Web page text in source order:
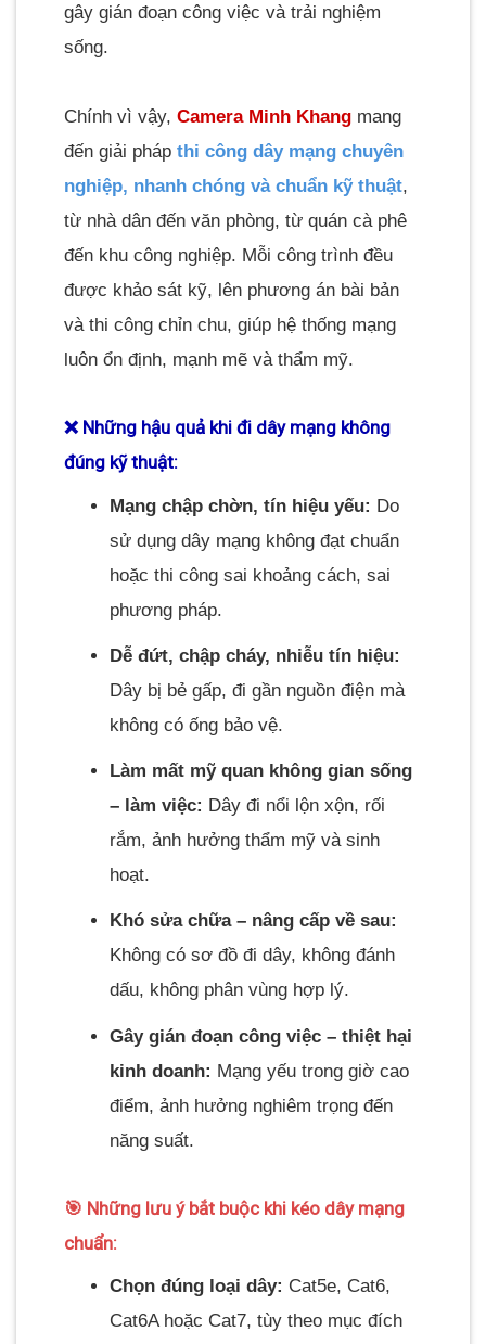
gây gián đoạn công việc và trải nghiệm
sống.
Chính vì vậy, Camera Minh Khang mang
đến giải pháp thi công dây mạng chuyên
nghiệp, nhanh chóng và chuẩn kỹ thuật,
từ nhà dân đến văn phòng, từ quán cà phê
đến khu công nghiệp. Mỗi công trình đều
được khảo sát kỹ, lên phương án bài bản
và thi công chỉn chu, giúp hệ thống mạng
luôn ổn định, mạnh mẽ và thẩm mỹ.
❌ Những hậu quả khi đi dây mạng không
đúng kỹ thuật:
Mạng chập chờn, tín hiệu yếu: Do
sử dụng dây mạng không đạt chuẩn
hoặc thi công sai khoảng cách, sai
phương pháp.
Dễ đứt, chập cháy, nhiễu tín hiệu:
Dây bị bẻ gấp, đi gần nguồn điện mà
không có ống bảo vệ.
Làm mất mỹ quan không gian sống
– làm việc: Dây đi nổi lộn xộn, rối
rắm, ảnh hưởng thẩm mỹ và sinh
hoạt.
Khó sửa chữa – nâng cấp về sau:
Không có sơ đồ đi dây, không đánh
dấu, không phân vùng hợp lý.
Gây gián đoạn công việc – thiệt hại
kinh doanh: Mạng yếu trong giờ cao
điểm, ảnh hưởng nghiêm trọng đến
năng suất.
🎯 Những lưu ý bắt buộc khi kéo dây mạng
chuẩn:
Chọn đúng loại dây: Cat5e, Cat6,
Cat6A hoặc Cat7, tùy theo mục đích